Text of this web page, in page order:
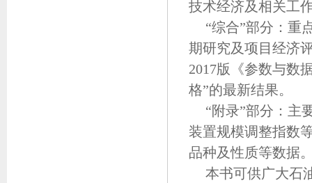
技术经济及相关工
“综合”部分：重
期研究及项目经济
2017版《参数与数
格”的最新结果。
“附录”部分：主
装置规模调整指数
品种及性质等数据
本书可供广大石